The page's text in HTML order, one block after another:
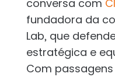
conversa com
fundadora da
Lab, que
estratégica e
Com